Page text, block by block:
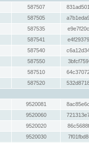
587507
587505
587535
587541
587540
587550
587510
587520
9520081
9520060
9520020
9520030